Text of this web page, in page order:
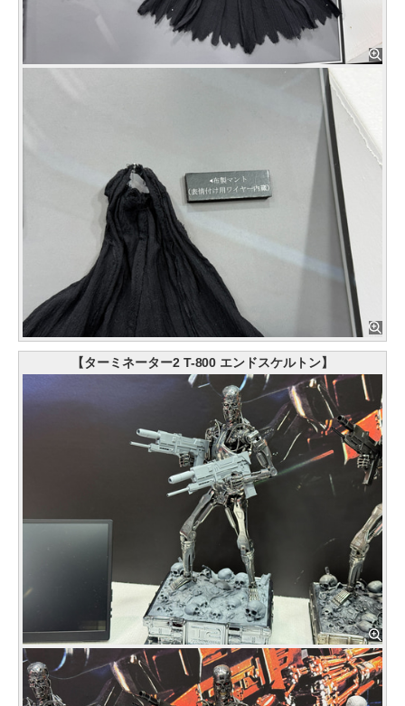
【ターミネーター2 T-800 エンドスケルトン】